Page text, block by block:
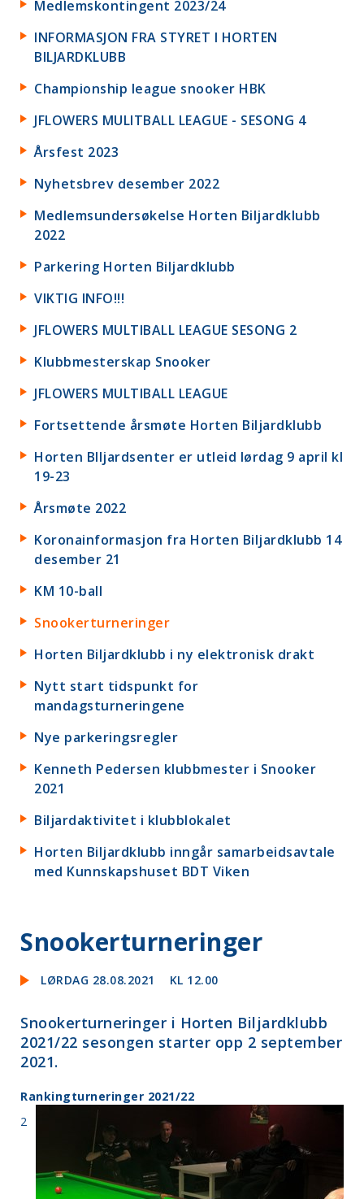
Medlemskontingent 2023/24
INFORMASJON FRA STYRET I HORTEN
BILJARDKLUBB
Championship league snooker HBK
JFLOWERS MULITBALL LEAGUE - SESONG 4
Årsfest 2023
Nyhetsbrev desember 2022
Medlemsundersøkelse Horten Biljardklubb
2022
Parkering Horten Biljardklubb
VIKTIG INFO!!!
JFLOWERS MULTIBALL LEAGUE SESONG 2
Klubbmesterskap Snooker
JFLOWERS MULTIBALL LEAGUE
Fortsettende årsmøte Horten Biljardklubb
Horten BIljardsenter er utleid lørdag 9 april kl
19-23
Årsmøte 2022
Koronainformasjon fra Horten Biljardklubb 14
desember 21
KM 10-ball
Snookerturneringer
Horten Biljardklubb i ny elektronisk drakt
Nytt start tidspunkt for
mandagsturneringene
Nye parkeringsregler
Kenneth Pedersen klubbmester i Snooker
2021
Biljardaktivitet i klubblokalet
Horten Biljardklubb inngår samarbeidsavtale
med Kunnskapshuset BDT Viken
Snookerturneringer
LØRDAG 28.08.2021 KL 12.00
Snookerturneringer i Horten Biljardklubb
2021/22 sesongen starter opp 2 september
2021.
Rankingturneringer 2021/22
2